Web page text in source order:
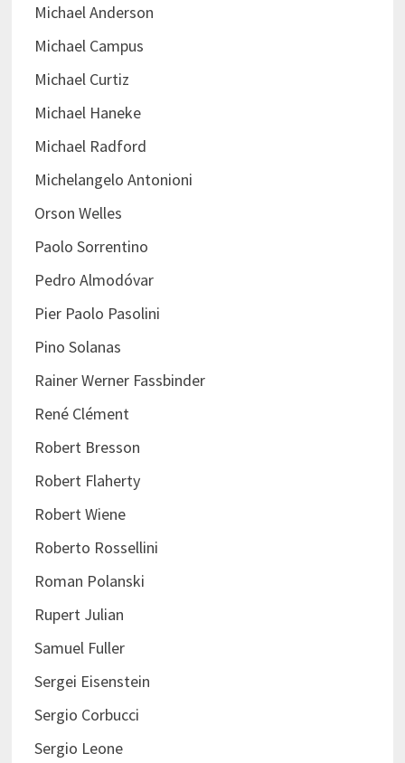
Michael Anderson
Michael Campus
Michael Curtiz
Michael Haneke
Michael Radford
Michelangelo Antonioni
Orson Welles
Paolo Sorrentino
Pedro Almodóvar
Pier Paolo Pasolini
Pino Solanas
Rainer Werner Fassbinder
René Clément
Robert Bresson
Robert Flaherty
Robert Wiene
Roberto Rossellini
Roman Polanski
Rupert Julian
Samuel Fuller
Sergei Eisenstein
Sergio Corbucci
Sergio Leone